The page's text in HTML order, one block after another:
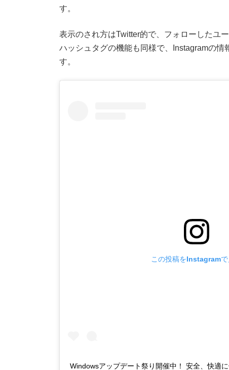
す。
表示のされ方はTwitter的で、フォローしたユ
ハッシュタグの機能も同様で、Instagramの
す。
この投稿をInstagramで
Windowsアップデート祭り開催中！ 安全、快適